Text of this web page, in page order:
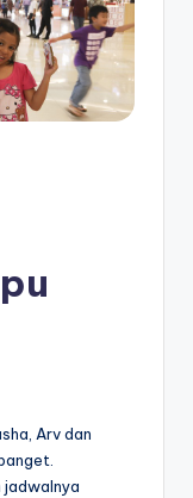
Arv dan
jadwalnya